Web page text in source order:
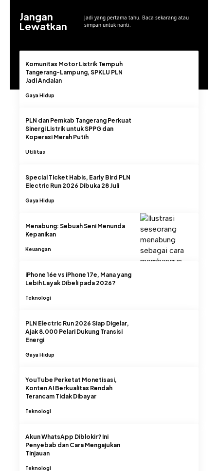
Jangan
Lewatkan
Jadi yang pertama tahu. Baca sekarang atau
simpan untuk nanti.
Komunitas Motor Listrik Tempuh
Tangerang-Lampung, SPKLU PLN
Jadi Andalan
Gaya Hidup
PLN dan Pemkab Tangerang Perkuat
Sinergi Listrik untuk SPPG dan
Koperasi Merah Putih
Utilitas
Special Ticket Habis, Early Bird PLN
Electric Run 2026 Dibuka 28 Juli
Gaya Hidup
Menabung: Sebuah Seni Menunda
Kepanikan
Keuangan
iPhone 16e vs iPhone 17e, Mana yang
Lebih Layak Dibeli pada 2026?
Teknologi
PLN Electric Run 2026 Siap Digelar,
Ajak 8.000 Pelari Dukung Transisi
Energi
Gaya Hidup
YouTube Perketat Monetisasi,
Konten AI Berkualitas Rendah
Terancam Tidak Dibayar
Teknologi
Akun WhatsApp Diblokir? Ini
Penyebab dan Cara Mengajukan
Tinjauan
Teknologi